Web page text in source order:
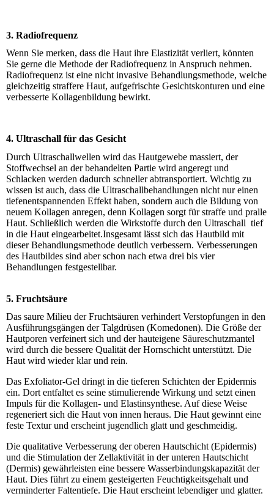
3. Radiofrequenz
Wenn Sie merken, dass die Haut ihre Elastizität verliert, könnten
Sie gerne die Methode der Radiofrequenz in Anspruch nehmen.
Radiofrequenz ist eine nicht invasive Behandlungsmethode, welche
gleichzeitig straffere Haut, aufgefrischte Gesichtskonturen und eine
verbesserte Kollagenbildung bewirkt.
4. Ultraschall für das Gesicht
Durch Ultraschallwellen wird das Hautgewebe massiert, der
Stoffwechsel an der behandelten Partie wird angeregt und
Schlacken werden dadurch schneller abtransportiert. Wichtig zu
wissen ist auch, dass die Ultraschallbehandlungen nicht nur einen
tiefenentspannenden Effekt haben, sondern auch die Bildung von
neuem Kollagen anregen, denn Kollagen sorgt für straffe und pralle
Haut. Schließlich werden die Wirkstoffe durch den Ultraschall tief
in die Haut eingearbeitet.Insgesamt lässt sich das Hautbild mit
dieser Behandlungsmethode deutlich verbessern. Verbesserungen
des Hautbildes sind aber schon nach etwa drei bis vier
Behandlungen festgestellbar.
5. Fruchtsäure
Das saure Milieu der Fruchtsäuren verhindert Verstopfungen in den
Ausführungsgängen der Talgdrüsen (Komedonen). Die Größe der
Hautporen verfeinert sich und der hauteigene Säureschutzmantel
wird durch die bessere Qualität der Hornschicht unterstützt. Die
Haut wird wieder klar und rein.
Das Exfoliator-Gel dringt in die tieferen Schichten der Epidermis
ein. Dort entfaltet es seine stimulierende Wirkung und setzt einen
Impuls für die Kollagen- und Elastinsynthese. Auf diese Weise
regeneriert sich die Haut von innen heraus. Die Haut gewinnt eine
feste Textur und erscheint jugendlich glatt und geschmeidig.
Die qualitative Verbesserung der oberen Hautschicht (Epidermis)
und die Stimulation der Zellaktivität in der unteren Hautschicht
(Dermis) gewährleisten eine bessere Wasserbindungskapazität der
Haut. Dies führt zu einem gesteigerten Feuchtigkeitsgehalt und
verminderter Faltentiefe. Die Haut erscheint lebendiger und glatter.